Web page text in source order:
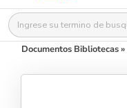
Buscar:
Documentos Bibliotecas»